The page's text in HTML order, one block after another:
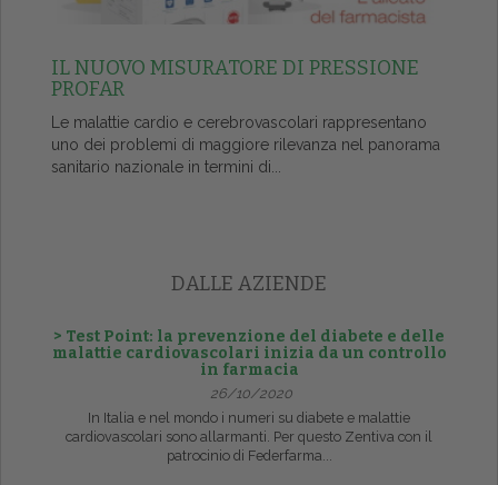
IL NUOVO MISURATORE DI PRESSIONE
PROFAR
Le malattie cardio e cerebrovascolari rappresentano
uno dei problemi di maggiore rilevanza nel panorama
sanitario nazionale in termini di...
DALLE AZIENDE
> Test Point: la prevenzione del diabete e delle
malattie cardiovascolari inizia da un controllo
in farmacia
26/10/2020
In Italia e nel mondo i numeri su diabete e malattie
cardiovascolari sono allarmanti. Per questo Zentiva con il
patrocinio di Federfarma...